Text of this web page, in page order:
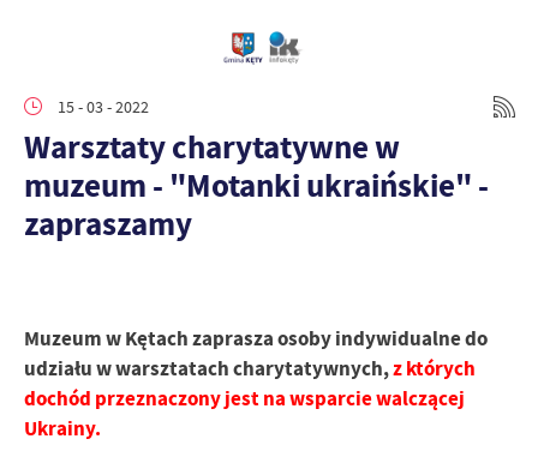
15 - 03 - 2022
Warsztaty charytatywne w
muzeum - "Motanki ukraińskie" -
zapraszamy
Muzeum w Kętach zaprasza osoby indywidualne do
udziału w warsztatach charytatywnych,z których
dochód przeznaczony jest na wsparcie walczącej
Ukrainy.